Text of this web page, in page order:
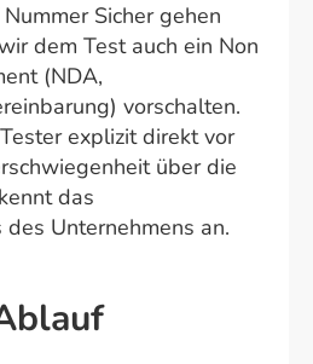
Sicher gehen
dem Test auch ein Non
(NDA,
vorschalten.
explizit direkt vor
über die
das
Unternehmens an.